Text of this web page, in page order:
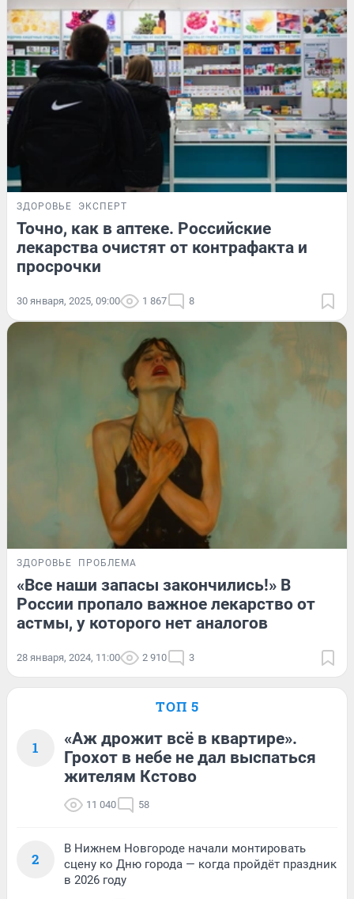
ЗДОРОВЬЕ ЭКСПЕРТ
Точно, как в аптеке. Российские
лекарства очистят от контрафакта и
просрочки
30 января, 2025, 09:00 1 867 8
ЗДОРОВЬЕ ПРОБЛЕМА
«Все наши запасы закончились!» В
России пропало важное лекарство от
астмы, у которого нет аналогов
28 января, 2024, 11:00 2 910 3
ТОП 5
1
«Аж дрожит всё в квартире».
Грохот в небе не дал выспаться
жителям Кстово
11 040 58
2
В Нижнем Новгороде начали монтировать
сцену ко Дню города — когда пройдёт праздник
в 2026 году